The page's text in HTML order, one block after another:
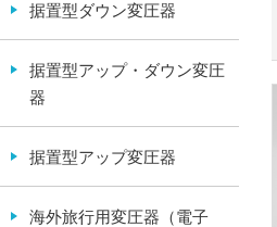
据置型ダウン変圧器
据置型アップ・ダウン変圧
器
据置型アップ変圧器
海外旅行用変圧器（電子